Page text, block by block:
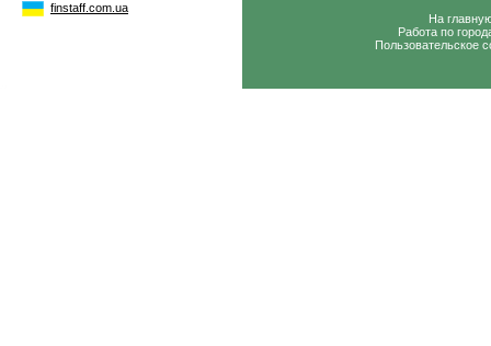
finstaff.com.ua
На
Работа по
Пользовательское